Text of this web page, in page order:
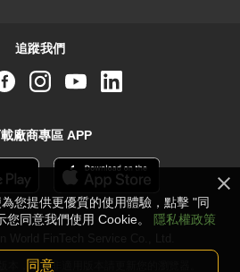
追蹤我們
廠商專區 APP
本，若並非適用版本請更新您的瀏覽器。
您提供更優質的使用體驗，點擊 "同
您同意我們使用 Cookie。
隱私權政策
同意